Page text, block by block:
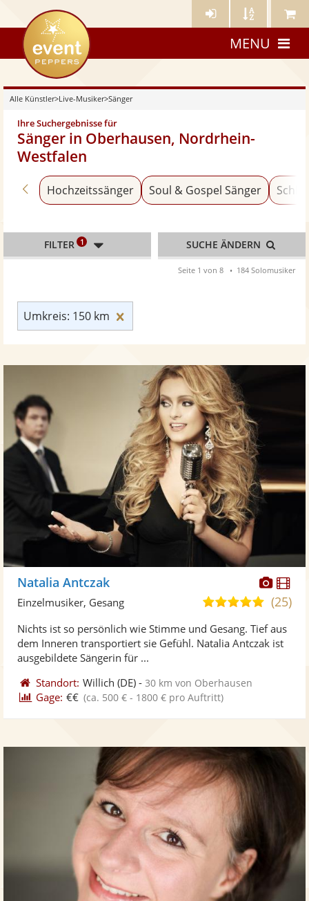
Künstler- Künstler Meine
eventpeppers
MENU
Alle Künstler>Live-Musiker>Sänger
Ihre Suchergebnisse für
Sänger in Oberhausen, Nordrhein-
Westfalen
Zurück zu «Live-Musiker»
Hochzeitssänger Soul & Gospel Sänger
Umkreis: 150 km
FILTER 1 SUCHE ÄNDERN
Seite 1 von 8 184 Solomusiker
Fotos
Natalia Antczak
5,0
5
(25)
Einzelmusiker, Gesang
Nichts ist so persönlich wie Stimme und Gesang. Tief aus
dem Inneren transportiert sie Gefühl. Natalia Antczak ist
ausgebildete Sängerin für ...
Standort: Willich (DE) -30 km von Oberhausen
Gage: €€ (ca. 500 € - 1800 € pro Auftritt)